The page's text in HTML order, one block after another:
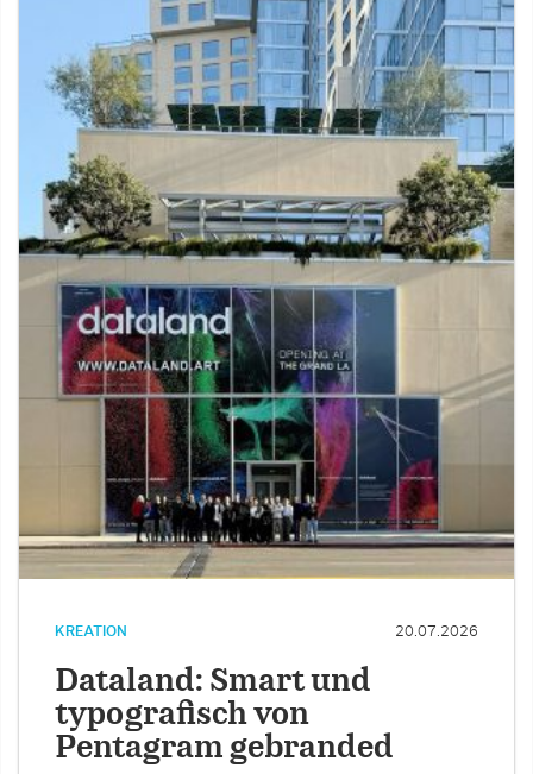
KREATION 20.07.2026
Dataland: Smart und
typografisch von
Pentagram gebranded